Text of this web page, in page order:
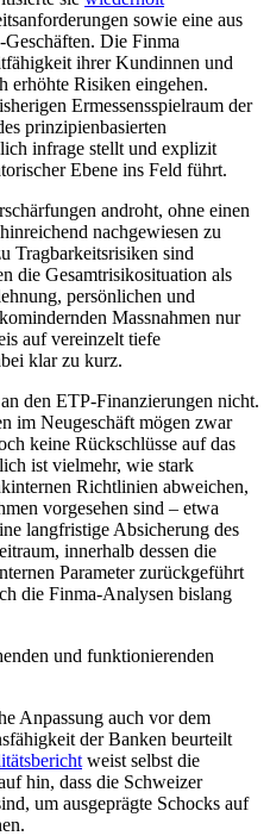
sowie eine aus
Die Finma
ihrer Kundinnen und
erhöhte Risiken eingehen.
Ermessensspielraum der
prinzipienbasierten
infrage stellt und explizit
Ebene ins Feld führt.
androht, ohne einen
nachgewiesen zu
Tragbarkeitsrisiken sind
die Gesamtrisikosituation als
persönlichen und
Massnahmen nur
auf vereinzelt tiefe
klar zu kurz.
den ETP‑Finanzierungen nicht.
im Neugeschäft mögen zwar
keine Rückschlüsse auf das
ist vielmehr, wie stark
Richtlinien abweichen,
vorgesehen sind – etwa
langfristige Absicherung des
innerhalb dessen die
Parameter zurückgeführt
die Finma-Analysen bislang
und funktionierenden
Anpassung auch vor dem
der Banken beurteilt
weist selbst die
hin, dass die Schweizer
um ausgeprägte Schocks auf